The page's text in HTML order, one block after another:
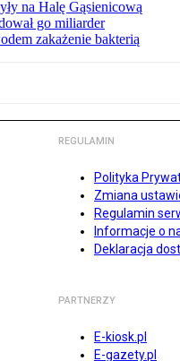
na Halę Gąsienicową
go miliarder
zakażenie bakterią
REGULAMIN
Polityka
Zmiana
Regulamin
Informacje o
Deklaracja
PARTNERZY
E-kiosk.pl
E-gazety.pl